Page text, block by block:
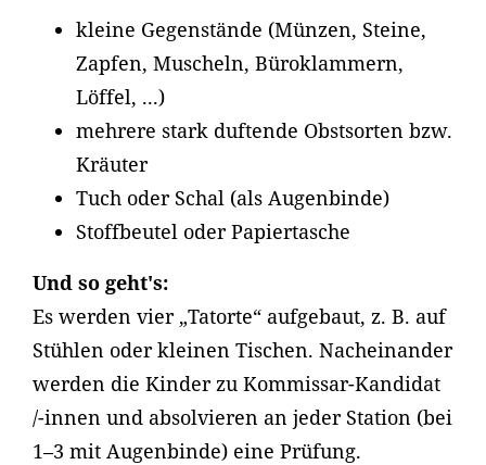
kleine Gegenstände (Münzen, Steine,
Zapfen, Muscheln, Büroklammern,
Löffel, ...)
mehrere stark duftende Obstsorten bzw.
Kräuter
Tuch oder Schal (als Augenbinde)
Stoffbeutel oder Papiertasche
Und so geht's:
Es werden vier „Tatorte“ aufgebaut, z. B. auf
Stühlen oder kleinen Tischen. Nacheinander
werden die Kinder zu Kommissar-Kandidat
/-innen und absolvieren an jeder Station (bei
1–3 mit Augenbinde) eine Prüfung.